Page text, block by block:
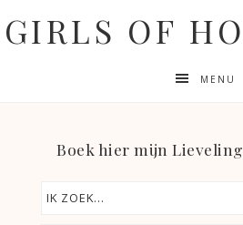
GIRLS OF
MENU
Boek hier mijn